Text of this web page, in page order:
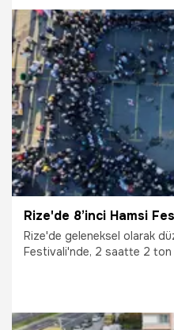
10.04.2026 Vatan TV
Rize'de geleneksel olarak
Festivali'nde, 2 saatte 2 ton